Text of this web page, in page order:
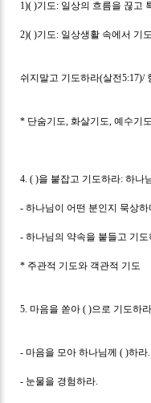
1)( )기도: 일상의 흐름을 끊고
2)( )기도: 일상생활 속에서 기
쉬지말고 기도하라(살전5:17)/
* 단숨기도,화살기도,예수기도
4. ( )을 붙잡고 기도하라:하나
-하나님이 어떤 분인지 묵상
-하나님의 약속을 붙들고 기도
* 주관적 기도와 객관적 기도
5. 마음을 쏟아( )으로 기도하라
- 마음을 모아 하나님께( )하라.
- 눈물을 경험하라.